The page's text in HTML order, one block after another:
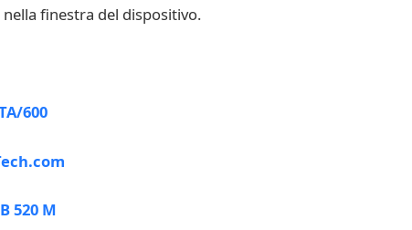
nella finestra del dispositivo.
600
520 M